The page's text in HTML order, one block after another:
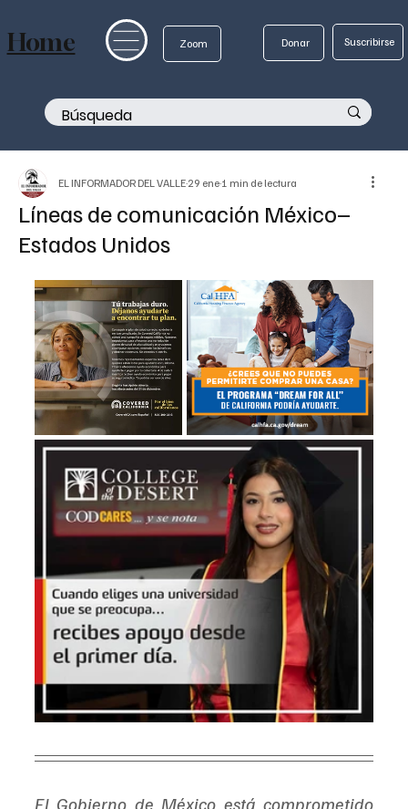
Zoom Donar Suscribirse
Home
Líneas de comunicación México–
Estados Unidos
EL INFORMADOR DEL VALLE 29 ene 1 min de lectura
El Gobierno de México está comprometido